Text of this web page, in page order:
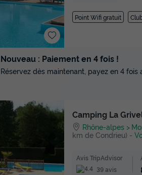
Point Wifi gratuit
Camping La
Rhône-alpes
km de Condrieu) -
Avis TripAdvisor
39 avis
Nouveau : Paiement en 4 fois !
Réservez dès maintenant, payez en 4